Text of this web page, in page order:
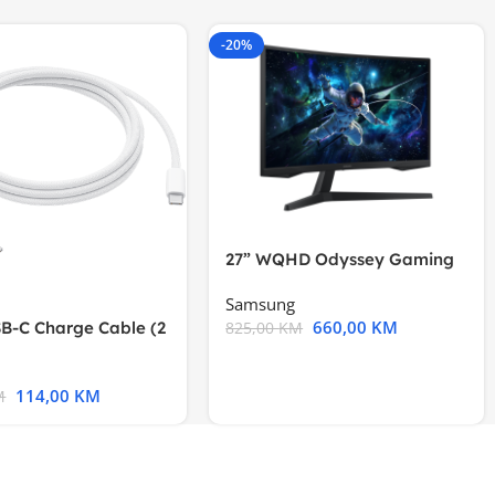
C Charge Cable (2
114,00 KM
-20%
27” WQHD Odyssey Gaming
Samsung
825,00KM 660,00 KM